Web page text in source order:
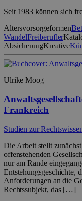
Seit 1983 können sich
Altersvorsorgeformen
WandelFreiberufler
AbsicherungKreative
Ulrike Moog
Frankreich
Studien zur
Die Arbeit stellt
offenstehenden
nur am Rande
Entstehungsgeschichte,
Anforderungen an die
Rechtssubjekt, das […]